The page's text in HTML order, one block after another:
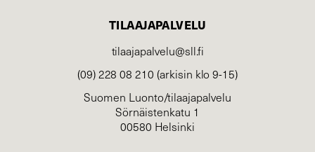
TILAAJAPALVELU
tilaajapalvelu@sll.fi
(09) 228 08 210 (arkisin klo 9-15)
Suomen Luonto/tilaajapalvelu
Sörnäistenkatu 1
00580 Helsinki